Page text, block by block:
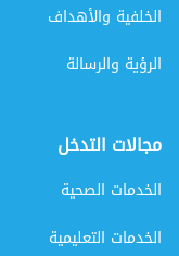
الخلفية والأهداف
الرؤية والرسالة
مجالات التدخل
الخدمات الصحية
الخدمات التعليمية